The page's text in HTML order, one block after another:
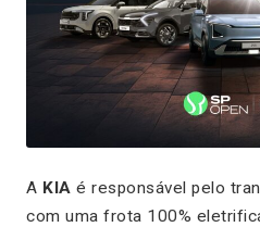
A KIA é responsável pelo
com uma frota 100%